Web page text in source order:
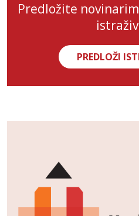
Predložite
PREDLOŽI